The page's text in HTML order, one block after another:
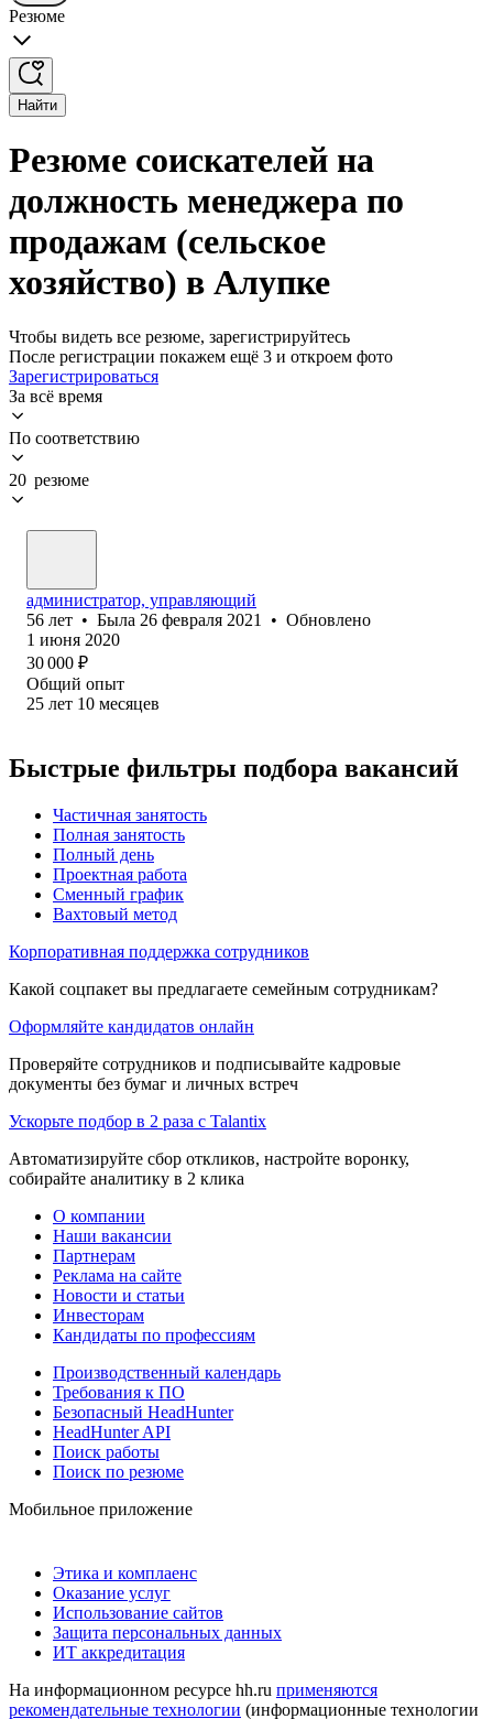
Резюме
Найти
Резюме соискателей на
должность менеджера по
продажам (сельское
хозяйство) в Алупке
Чтобы видеть все резюме, зарегистрируйтесь
После регистрации покажем ещё 3 и откроем фото
Зарегистрироваться
За всё время
По соответствию
20 резюме
администратор, управляющий
56 лет • Была 26 февраля 2021 • Обновлено
1 июня 2020
30 000 ₽
Общий опыт
25 лет 10 месяцев
Быстрые фильтры подбора вакансий
Частичная занятость
Полная занятость
Полный день
Проектная работа
Сменный график
Вахтовый метод
Корпоративная поддержка сотрудников
Какой соцпакет вы предлагаете семейным сотрудникам?
Оформляйте кандидатов онлайн
Проверяйте сотрудников и подписывайте кадровые
документы без бумаг и личных встреч
Ускорьте подбор в 2 раза с Talantix
Автоматизируйте сбор откликов, настройте воронку,
собирайте аналитику в 2 клика
О компании
Наши вакансии
Партнерам
Реклама на сайте
Новости и статьи
Инвесторам
Кандидаты по профессиям
Производственный календарь
Требования к ПО
Безопасный HeadHunter
HeadHunter API
Поиск работы
Поиск по резюме
Мобильное приложение
Этика и комплаенс
Оказание услуг
Использование сайтов
Защита персональных данных
ИТ аккредитация
На информационном ресурсе hh.ru применяются
рекомендательные технологии (информационные технологии